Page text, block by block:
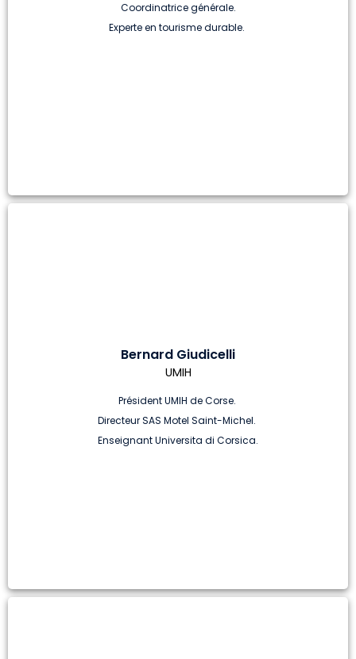
Coordinatrice générale.
Experte en tourisme durable.
Bernard Giudicelli
UMIH
Président UMIH de Corse.
Directeur SAS Motel Saint-Michel.
Enseignant Universita di Corsica.